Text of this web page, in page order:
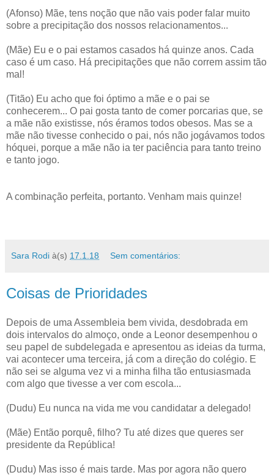
(Afonso) Mãe, tens noção que não vais poder falar muito
sobre a precipitação dos nossos relacionamentos...
(Mãe) Eu e o pai estamos casados há quinze anos. Cada
caso é um caso. Há precipitações que não correm assim tão
mal!
(Titão) Eu acho que foi óptimo a mãe e o pai se
conhecerem... O pai gosta tanto de comer porcarias que, se
a mãe não existisse, nós éramos todos obesos. Mas se a
mãe não tivesse conhecido o pai, nós não jogávamos todos
hóquei, porque a mãe não ia ter paciência para tanto treino
e tanto jogo.
A combinação perfeita, portanto. Venham mais quinze!
Sara Rodi à(s) 17.1.18 Sem comentários:
Coisas de Prioridades
Depois de uma Assembleia bem vivida, desdobrada em
dois intervalos do almoço, onde a Leonor desempenhou o
seu papel de subdelegada e apresentou as ideias da turma,
vai acontecer uma terceira, já com a direção do colégio. E
não sei se alguma vez vi a minha filha tão entusiasmada
com algo que tivesse a ver com escola...
(Dudu) Eu nunca na vida me vou candidatar a delegado!
(Mãe) Então porquê, filho? Tu até dizes que queres ser
presidente da República!
(Dudu) Mas isso é mais tarde. Mas por agora não quero